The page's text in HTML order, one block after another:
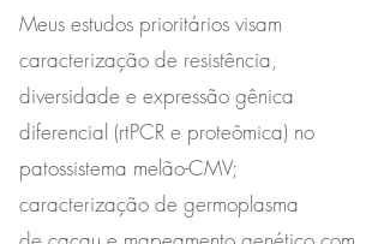
Meus estudos prioritários visam
caracterização de resistência,
diversidade e expressão gênica
diferencial (rtPCR e proteômica) no
patossistema melão-CMV;
caracterização de germoplasma